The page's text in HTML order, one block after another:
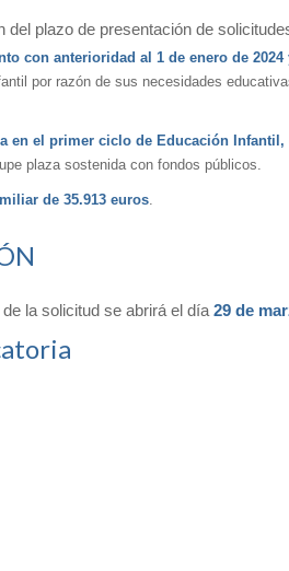
del plazo de presentación de
con anterioridad al 1 de enero de 2024
por razón de sus necesidades
en el primer ciclo de Educación
plaza sostenida con fondos públicos.
de 35.913 euros
la solicitud se abrirá el día 29 de